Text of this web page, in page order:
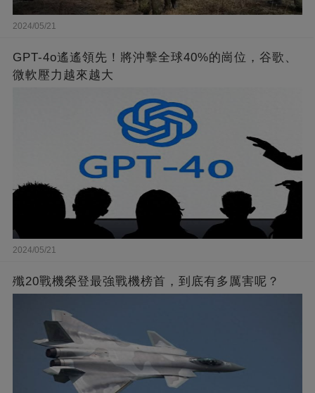
2024/05/21
GPT-4o遙遙領先！將沖擊全球40%的崗位，谷歌、
微軟壓力越來越大
2024/05/21
殲20戰機榮登最強戰機榜首，到底有多厲害呢？